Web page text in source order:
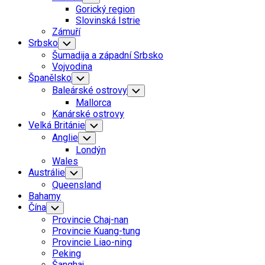
Child
Menu
Gorický region
Slovinská Istrie
Zámuří
Srbsko Toggle
Child
Menu
Šumadija a západní Srbsko
Vojvodina
Španělsko Toggle
Child
Menu
Baleárské ostrovy Toggle
Child
Mallorca
Kanárské ostrovy
Velká Británie Toggle
Child
Menu
Anglie Toggle
Child
Menu
Londýn
Wales
Austrálie Toggle
Child
Menu
Queensland
Bahamy
Čína Toggle
Child
Menu
Provincie Chaj-nan
Provincie Kuang-tung
Provincie Liao-ning
Peking